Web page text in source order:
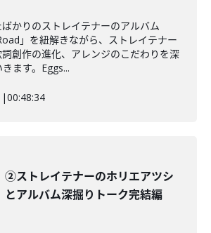
かりのストレイテナーのアルバム
」を紐解きながら、ストレイテナー
創作の進化、アレンジのこだわりを深
ます。Eggs...
|00:48:34
②ストレイテナーのホリエアツシ
とアルバム深掘りトーク完結編